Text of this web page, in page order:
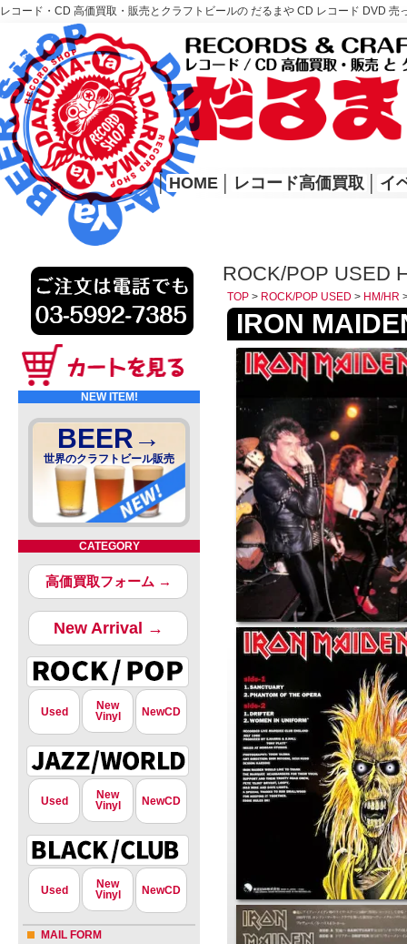
レコード・CD 高価買取・販売とクラフトビールの だるまや CD レコード DVD
レコード高価買取はこちら
HOME
│ HOME レコード高価買取 イ
NEW ITEM!
BEER→
世界のクラフトビール販売
CATEGORY
高価買取フォーム →
New Arrival →
Used
New
Vinyl
NewCD
Used
New
Vinyl
NewCD
Used
New
Vinyl
NewCD
MAIL FORM
ROCK/POP USED
TOP > ROCK/POP USED > HM/HR
IRON